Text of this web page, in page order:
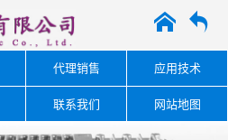
A O
代理销售 应用技术
联系我们 网站地图